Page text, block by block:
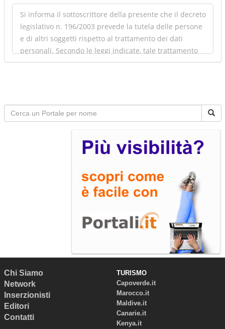
Chi Siamo
Network
Inserzionisti
Editori
Contatti
TURISMO
Capoverde.it
Marocco.it
Maldive.it
Canarie.it
Kenya.it